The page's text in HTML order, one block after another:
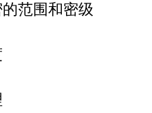
范围和密级